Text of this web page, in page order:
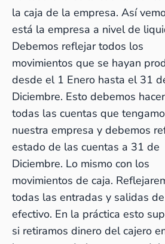
la caja de la empresa. Así
está la empresa a nivel de
Debemos reflejar todos los
movimientos que se hayan
desde el 1 Enero hasta el 31
Diciembre. Esto debemos
todas las cuentas que
nuestra empresa y debemos
estado de las cuentas a 31 de
Diciembre. Lo mismo con los
movimientos de caja.
todas las entradas y salidas de
efectivo. En la práctica esto
si retiramos dinero del cajero